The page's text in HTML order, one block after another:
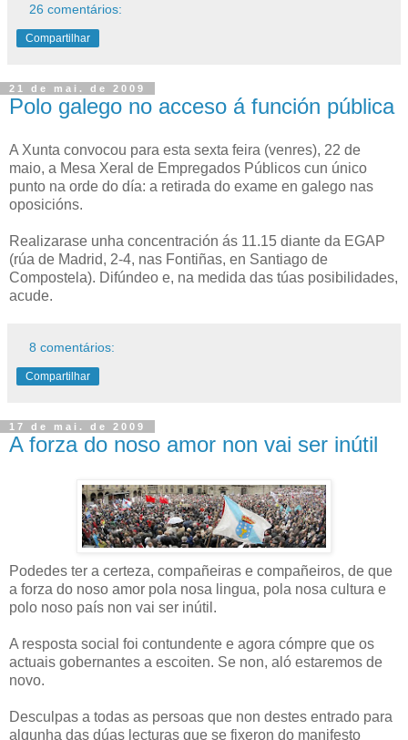
26 comentários:
Compartilhar
21 de mai. de 2009
Polo galego no acceso á función pública
A Xunta convocou para esta sexta feira (venres), 22 de
maio, a Mesa Xeral de Empregados Públicos cun único
punto na orde do día: a retirada do exame en galego nas
oposicións.
Realizarase unha concentración ás 11.15 diante da EGAP
(rúa de Madrid, 2-4, nas Fontiñas, en Santiago de
Compostela). Difúndeo e, na medida das túas posibilidades,
acude.
8 comentários:
Compartilhar
17 de mai. de 2009
A forza do noso amor non vai ser inútil
Podedes ter a certeza, compañeiras e compañeiros, de que
a forza do noso amor pola nosa lingua, pola nosa cultura e
polo noso país non vai ser inútil.
A resposta social foi contundente e agora cómpre que os
actuais gobernantes a escoiten. Se non, aló estaremos de
novo.
Desculpas a todas as persoas que non destes entrado para
algunha das dúas lecturas que se fixeron do manifesto